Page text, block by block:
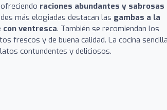
raciones abundantes y sabrosas
más elogiadas destacan las gambas a la
con ventresca. También se recomiendan los
frescos y de buena calidad. La cocina sencilla
contundentes y deliciosos.